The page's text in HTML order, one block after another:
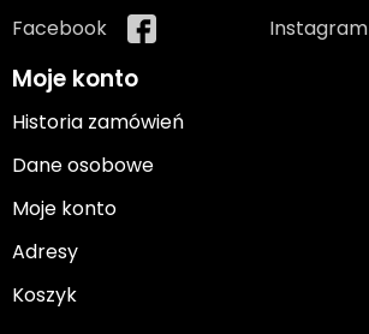
Facebook Instagram
Moje konto
Historia zamówień
Dane osobowe
Moje konto
Adresy
Koszyk